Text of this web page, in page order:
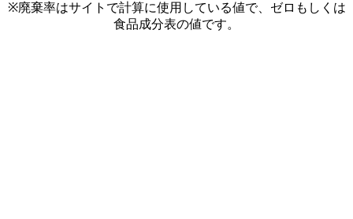
※廃棄率はサイトで計算に使用している値で、ゼロもしくは
食品成分表の値です。